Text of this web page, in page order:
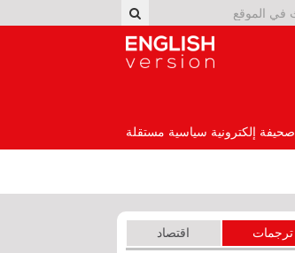
صحيفة إلكترونية سياسية مستقلة
ترجمات اقتصاد